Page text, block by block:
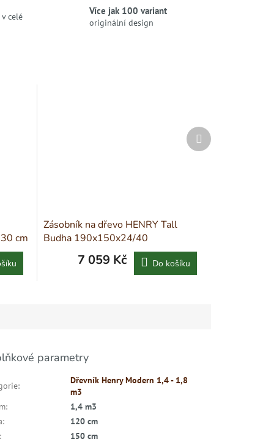
celé
Více jak 100 variant
originální design
cm
Zásobník na dřevo HENRY Tall
Budha 190x150x24/40
7 059 Kč Do košíku
Další
produkt
parametry
:
Dřevník Henry Modern 1,4 - 1,8
m3
:
1,4 m3
:
120 cm
:
150 cm